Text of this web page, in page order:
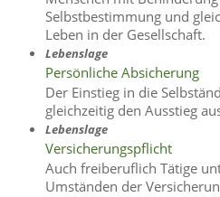
Selbstbestimmung und
Leben in der Gesellschaft.
Lebenslage
Persönliche Absicherung
Der Einstieg in die
gleichzeitig den Ausstieg
Lebenslage
Versicherungspflicht
Auch freiberuflich Tätige
Umständen der